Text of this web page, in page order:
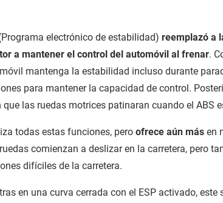
electrónico de estabilidad) reemplazó a
a mantener el control del automóvil al frenar.
mantenga la estabilidad incluso durante
para mantener la capacidad de control.
que las ruedas motrices patinaran cuando el ABS
todas estas funciones, pero ofrece aún más en
comienzan a deslizar en la carretera, pero
difíciles de la carretera.
en una curva cerrada con el ESP activado, este